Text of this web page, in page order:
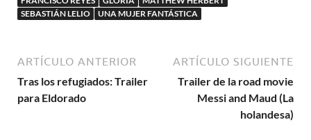
SEBASTIÁN LELIO
UNA MUJER FANTÁSTICA
ARTÍCULO ANTERIOR
Tras los refugiados: Trailer
para Eldorado
ARTÍCULO SIGUIENTE
Trailer de la road movie
Messi and Maud (La
holandesa)